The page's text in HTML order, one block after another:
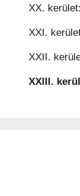
XX.
XXI.
XXII.
XXIII.